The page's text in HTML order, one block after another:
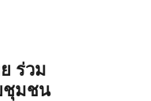
ร่วม
ชุมชน